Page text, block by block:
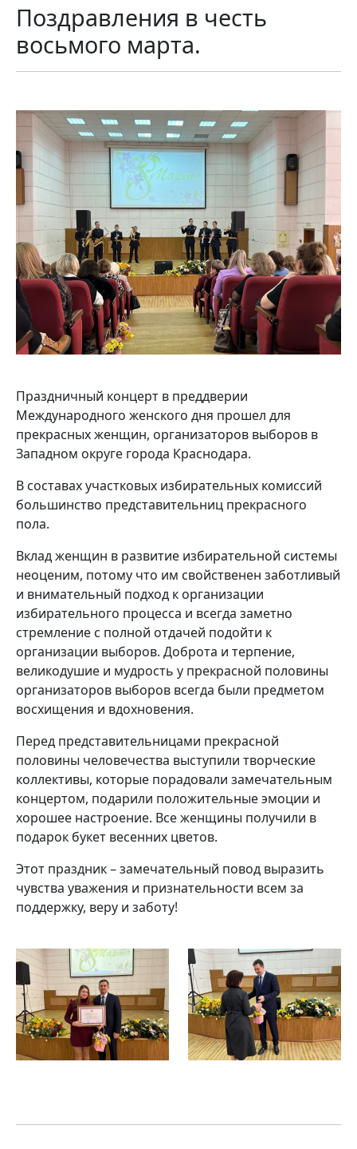
Поздравления в честь
восьмого марта.
Праздничный концерт в преддверии
Международного женского дня прошел для
прекрасных женщин, организаторов выборов в
Западном округе города Краснодара.
В составах участковых избирательных комиссий
большинство представительниц прекрасного
пола.
Вклад женщин в развитие избирательной системы
неоценим, потому что им свойственен заботливый
и внимательный подход к организации
избирательного процесса и всегда заметно
стремление с полной отдачей подойти к
организации выборов. Доброта и терпение,
великодушие и мудрость у прекрасной половины
организаторов выборов всегда были предметом
восхищения и вдохновения.
Перед представительницами прекрасной
половины человечества выступили творческие
коллективы, которые порадовали замечательным
концертом, подарили положительные эмоции и
хорошее настроение. Все женщины получили в
подарок букет весенних цветов.
Этот праздник – замечательный повод выразить
чувства уважения и признательности всем за
поддержку, веру и заботу!